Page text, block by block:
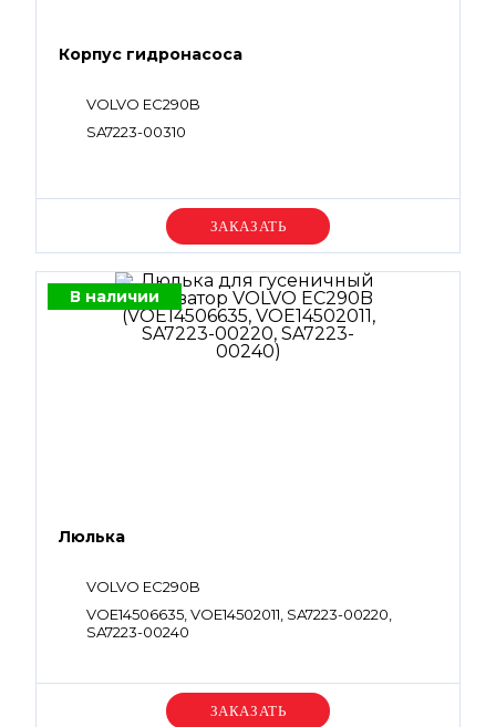
Корпус гидронасоса
VOLVO EC290B
SA7223-00310
Уточняйте цену
В наличии
Люлька
VOLVO EC290B
VOE14506635, VOE14502011, SA7223-00220,
SA7223-00240
Уточняйте цену